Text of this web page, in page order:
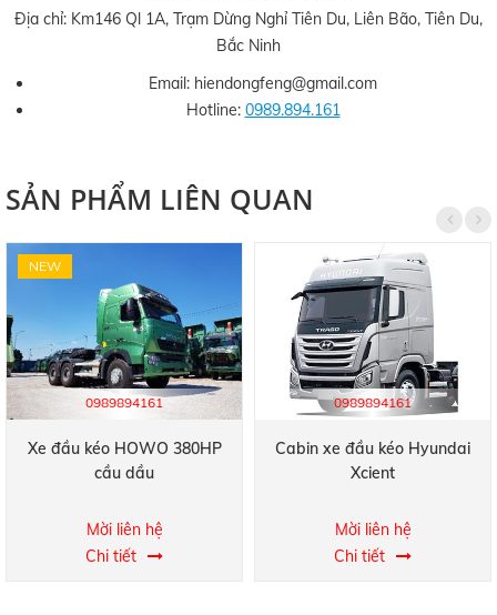
Địa chỉ: Km146 Ql 1A, Trạm Dừng Nghỉ Tiên Du, Liên Bão, Tiên Du,
Bắc Ninh
Email: hiendongfeng@gmail.com
Hotline: 0989.894.161
SẢN PHẨM LIÊN QUAN
0989894161
NEW
Xe đầu kéo HOWO 380HP
cầu dầu
Mời liên hệ
Chi tiết
0989894161
Cabin xe đầu kéo Hyundai
Xcient
Mời liên hệ
Chi tiết